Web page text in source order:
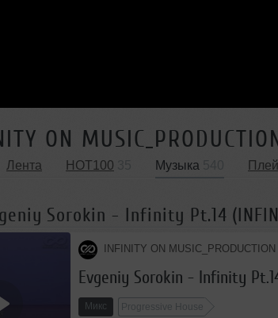
ON
Лента HOT100 Музыка
Sorokin - Infinity Pt.14
INFINITY ON MUSIC_PRODUCTION
Evgeniy Sorokin - Infinity Pt.14
Микс Progressive House